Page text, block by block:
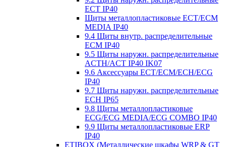
ECT IP40
Щиты металлопластиковые ECT/ECM
MEDIA IP40
9.4 Щиты внутр. распределительные
ECМ IP40
9.5 Щиты наружн. распределительные
ACTH/ACT IP40 IK07
9.6 Аксессуары ECT/ECM/ECH/ECG
IP40
9.7 Щиты наружн. распределительные
ECH IP65
9.8 Щиты металлопластиковые
ECG/ECG MEDIA/ECG COMBO IP40
9.9 Щиты металлопластиковые ERP
IP40
ETIBOX (Металлические шкафы WRP & GT